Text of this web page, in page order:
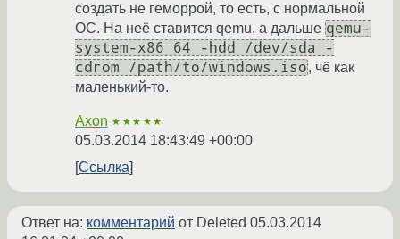
создать не геморрой, то есть, с нормальной
ОС. На неё ставится qemu, а дальше qemu-
system-x86_64 -hdd /dev/sda -
cdrom /path/to/windows.iso, чё как
маленький-то.
Axon ★★★★★
05.03.2014 18:43:49 +00:00
Ссылка
Ответ на: комментарий от Deleted 05.03.2014